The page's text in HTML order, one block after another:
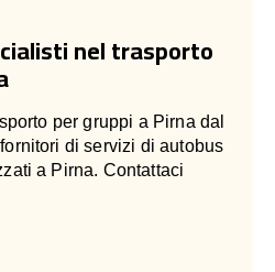
nel trasporto
per gruppi a Pirna dal
di servizi di autobus
a Pirna. Contattaci